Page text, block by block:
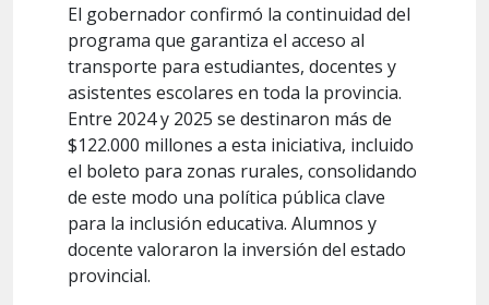
El gobernador confirmó la continuidad del
programa que garantiza el acceso al
transporte para estudiantes, docentes y
asistentes escolares en toda la provincia.
Entre 2024 y 2025 se destinaron más de
$122.000 millones a esta iniciativa, incluido
el boleto para zonas rurales, consolidando
de este modo una política pública clave
para la inclusión educativa. Alumnos y
docente valoraron la inversión del estado
provincial.